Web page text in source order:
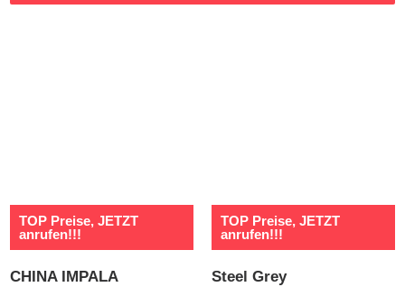
TOP Preise, JETZT
anrufen!!!
CHINA IMPALA
TOP Preise, JETZT
anrufen!!!
Steel Grey